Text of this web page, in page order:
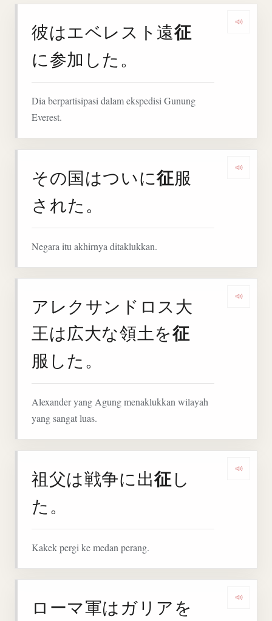
彼はエベレスト遠征
に参加した。
Dia berpartisipasi dalam ekspedisi Gunung
Everest.
その国はついに征服
された。
Negara itu akhirnya ditaklukkan.
アレクサンドロス大
王は広大な領土を征
服した。
Alexander yang Agung menaklukkan wilayah
yang sangat luas.
祖父は戦争に出征し
た。
Kakek pergi ke medan perang.
ローマ軍はガリアを